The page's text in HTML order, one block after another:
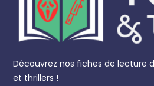
Découvrez nos fiches de lecture
et thrillers !